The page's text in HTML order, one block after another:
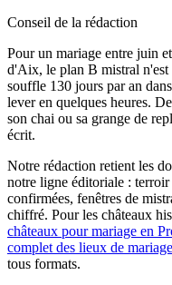
Conseil de la rédaction
Pour un mariage entre juin
d'Aix, le plan B mistral n'est
souffle 130 jours par an
lever en quelques heures.
son chai ou sa grange de
écrit.
Notre rédaction retient les
notre ligne éditoriale :
confirmées, fenêtres de
chiffré. Pour les châteaux
châteaux pour mariage en
complet des lieux de mariage
tous formats.